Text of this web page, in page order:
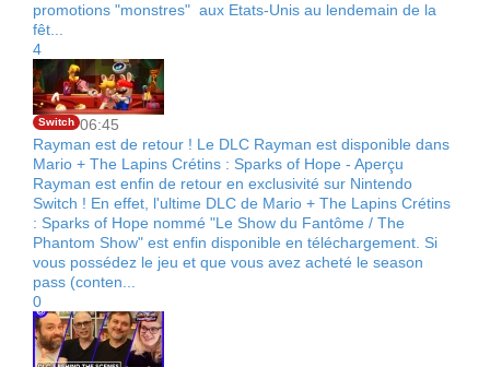
promotions "monstres" aux Etats-Unis au lendemain de la
fêt...
4
Switch 06:45
Rayman est de retour ! Le DLC Rayman est disponible dans
Mario + The Lapins Crétins : Sparks of Hope - Aperçu
Rayman est enfin de retour en exclusivité sur Nintendo
Switch ! En effet, l'ultime DLC de Mario + The Lapins Crétins
: Sparks of Hope nommé "Le Show du Fantôme / The
Phantom Show" est enfin disponible en téléchargement. Si
vous possédez le jeu et que vous avez acheté le season
pass (conten...
0